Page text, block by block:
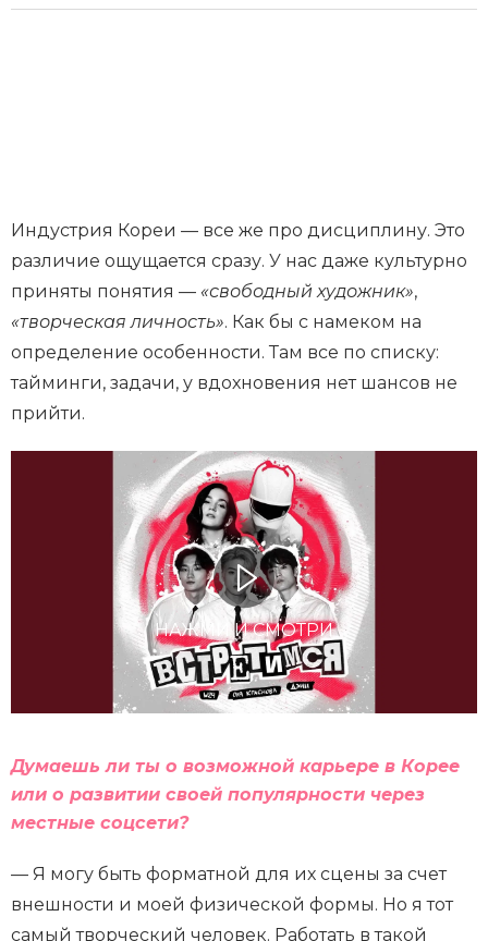
Индустрия Кореи — все же про дисциплину. Это
различие ощущается сразу. У нас даже культурно
приняты понятия — «свободный художник»,
«творческая личность». Как бы с намеком на
определение особенности. Там все по списку:
тайминги, задачи, у вдохновения нет шансов не
прийти.
НАЖМИ И СМОТРИ
Думаешь ли ты о возможной карьере в Корее
или о развитии своей популярности через
местные соцсети?
— Я могу быть форматной для их сцены за счет
внешности и моей физической формы. Но я тот
самый творческий человек. Работать в такой